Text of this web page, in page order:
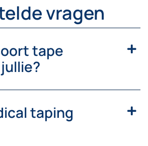
vragen
tape
taping